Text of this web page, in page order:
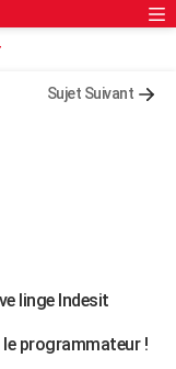
Sujet Suivant
linge Indesit
programmateur !